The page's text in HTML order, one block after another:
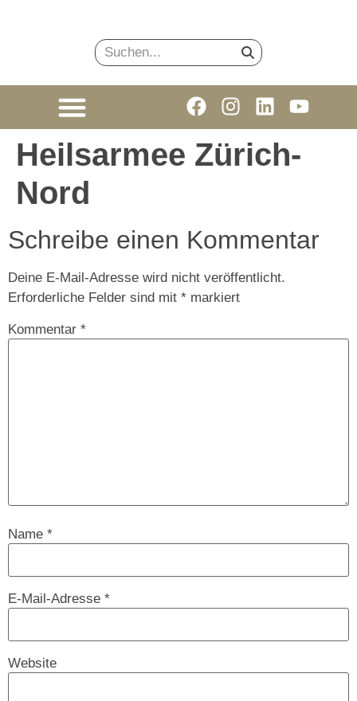
Heilsarmee Zürich-
Nord
Schreibe einen Kommentar
Deine E-Mail-Adresse wird nicht veröffentlicht.
Erforderliche Felder sind mit * markiert
Kommentar *
Name *
E-Mail-Adresse *
Website